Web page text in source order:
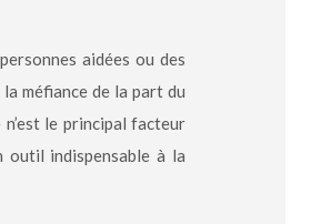
aidées ou des
méfiance de la part du
le principal facteur
outil indispensable à la